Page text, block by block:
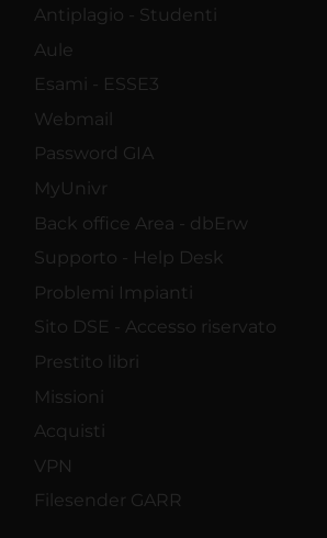
Antiplagio - Studenti
Aule
Esami - ESSE3
Webmail
Password GIA
MyUnivr
Back office Area - dbErw
Supporto - Help Desk
Problemi Impianti
Sito DSE - Accesso riservato
Prestito libri
Missioni
Acquisti
VPN
Filesender GARR